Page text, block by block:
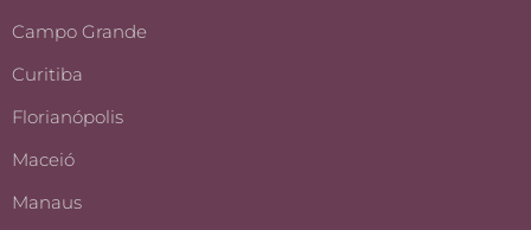
Campo Grande
Curitiba
Florianópolis
Maceió
Manaus